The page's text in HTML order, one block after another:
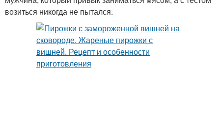
возиться никогда не пытался.